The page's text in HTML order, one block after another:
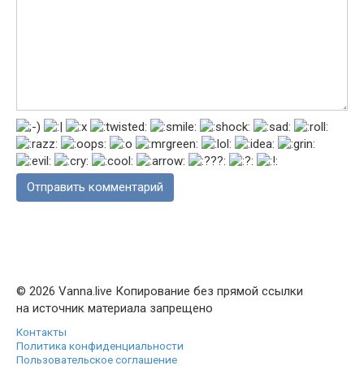
© 2026 Vanna.live Копирование без прямой ссылки
на источник материала запрещено
Контакты
Политика конфиденциальности
Пользовательское соглашение